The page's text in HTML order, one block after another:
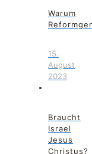
Warum
15.
August
2023
Braucht
Israel
Jesus
Christus?